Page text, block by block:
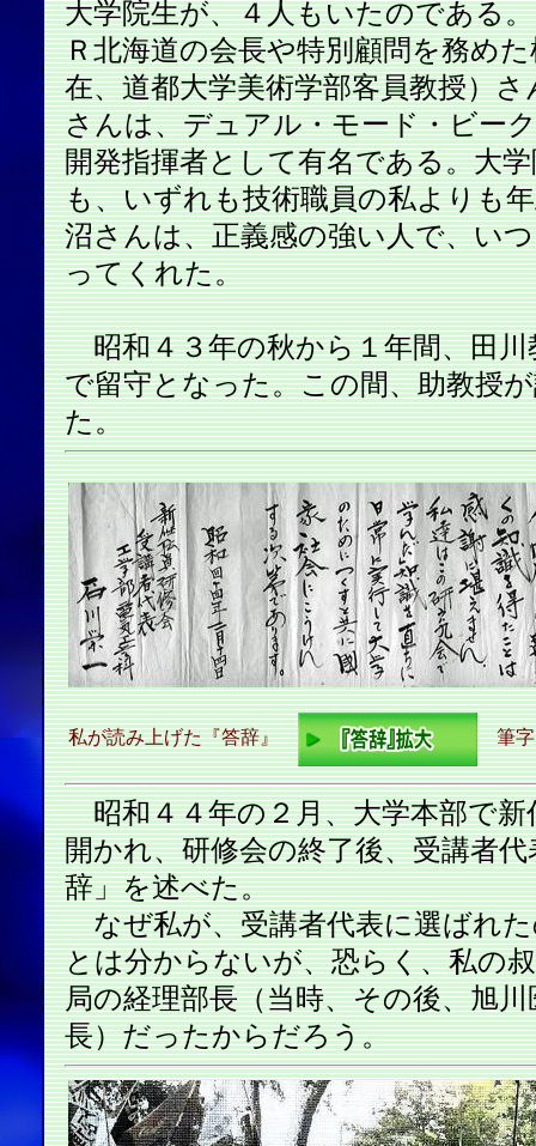
大学院生が、４人もいたのである
Ｒ北海道の会長や特別顧問を務め
在、道都大学美術学部客員教授）
さんは、デュアル・モード・ビー
開発指揮者として有名である。大
も、いずれも技術職員の私よりも
沼さんは、正義感の強い人で、い
ってくれた。
昭和４３年の秋から１年間、田川
で留守となった。この間、助教授
た。
私が読み上げた『答辞』 筆
昭和４４年の２月、大学本部で新
開かれ、研修会の終了後、受講者
辞」を述べた。
なぜ私が、受講者代表に選ばれた
とは分からないが、恐らく、私の
局の経理部長（当時、その後、旭
長）だったからだろう。